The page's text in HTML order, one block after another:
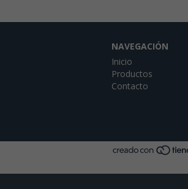
NAVEGACIÓN
Inicio
Productos
Contacto